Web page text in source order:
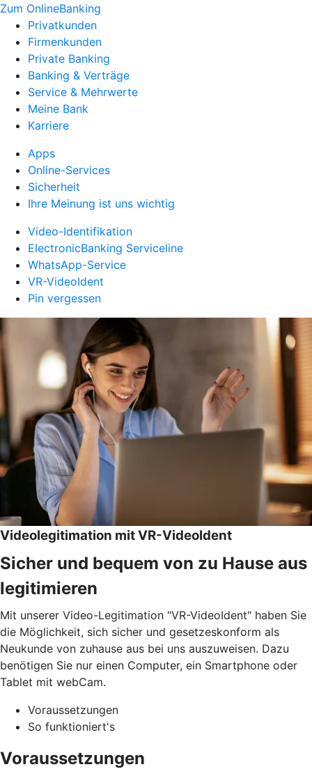
Zum OnlineBanking
Privatkunden
Firmenkunden
Private Banking
Banking & Verträge
Service & Mehrwerte
Meine Bank
Karriere
Apps
Online-Services
Sicherheit
Ihre Meinung ist uns wichtig
Video-Identifikation
ElectronicBanking Serviceline
WhatsApp-Service
VR-VideoIdent
Pin vergessen
Videolegitimation mit VR-VideoIdent
Sicher und bequem von zu Hause aus
legitimieren
Mit unserer Video-Legitimation "VR-VideoIdent" haben Sie
die Möglichkeit, sich sicher und gesetzeskonform als
Neukunde von zuhause aus bei uns auszuweisen. Dazu
benötigen Sie nur einen Computer, ein Smartphone oder
Tablet mit webCam.
Voraussetzungen
So funktioniert's
Voraussetzungen